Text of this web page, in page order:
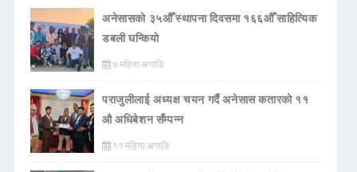
अनेसासको ३५औँ स्थापना दिवसमा १६६औँ साहित्यिक
डबली घन्कियाे
७ महिना अगाडि
पराजुलीलाई अध्यक्ष चयन गर्दै अनेसास कतारको ११
औ अधिबेशन सँम्पन्न
११ महिना अगाडि